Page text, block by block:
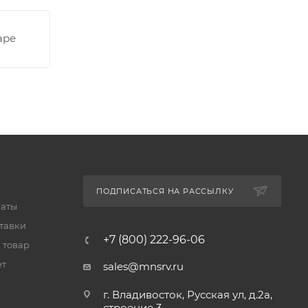
товар
ПОДПИСАТЬСЯ НА РАССЫЛКУ
+7 (800) 222-96-06
sales@mnsrv.ru
г. Владивосток, Русская ул, д.2а,